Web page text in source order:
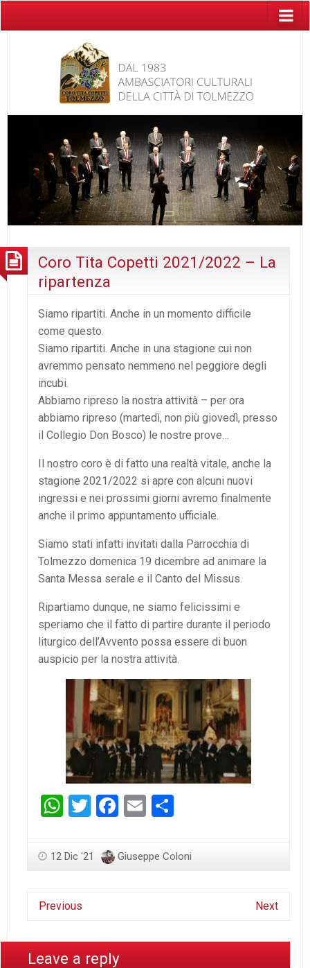
Coro Tita Copetti 2021/2022 – La
ripartenza
Siamo ripartiti. Anche in un momento difficile
come questo.
Siamo ripartiti. Anche in una stagione cui non
avremmo pensato nemmeno nel peggiore degli
incubi.
Abbiamo ripreso la nostra attività – per ora
abbiamo ripreso (martedì, non più giovedì, presso
il Collegio Don Bosco) le nostre prove…
Il nostro coro è di fatto una realtà vitale, anche la
stagione 2021/2022 si apre con alcuni nuovi
ingressi e nei prossimi giorni avremo finalmente
anche il primo appuntamento ufficiale.
Siamo stati infatti invitati dalla Parrocchia di
Tolmezzo domenica 19 dicembre ad animare la
Santa Messa serale e il Canto del Missus.
Ripartiamo dunque, ne siamo felicissimi e
speriamo che il fatto di partire durante il periodo
liturgico dell’Avvento possa essere di buon
auspicio per la nostra attività.
WhatsApp
Twitter
Facebook
Email
12 Dic '21 Giuseppe Coloni
Previous Next
Leave a reply